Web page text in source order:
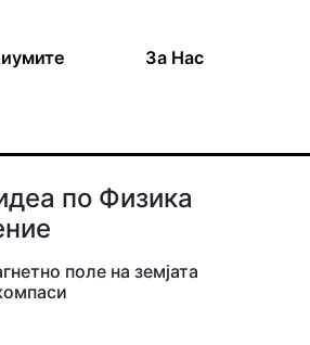
За Нас
по Физика
поле на земјата